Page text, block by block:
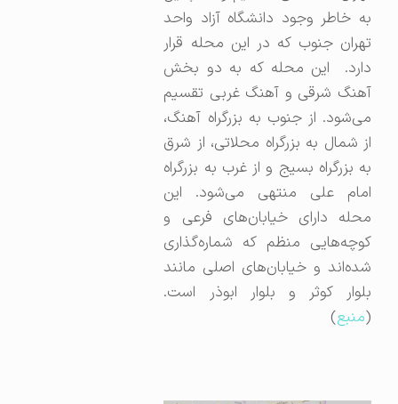
به خاطر وجود دانشگاه آزاد واحد
تهران جنوب که در این محله قرار
دارد. این محله که به دو بخش
آهنگ شرقی و آهنگ غربی تقسیم
می‌شود. از جنوب به بزرگراه آهنگ،
از شمال به بزرگراه محلاتی، از شرق
به بزرگراه بسیج و از غرب به بزرگراه
امام علی منتهی می‌شود. این
محله دارای خیابان‌های فرعی و
کوچه‌هایی منظم که شماره‌گذاری
شده‌اند و خیابان‌های اصلی مانند
بلوار کوثر و بلوار ابوذر است.
منبع)